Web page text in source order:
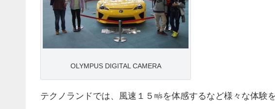
OLYMPUS DIGITAL CAMERA
テクノランドでは、風速１５㎧を体感するなど様々な体験